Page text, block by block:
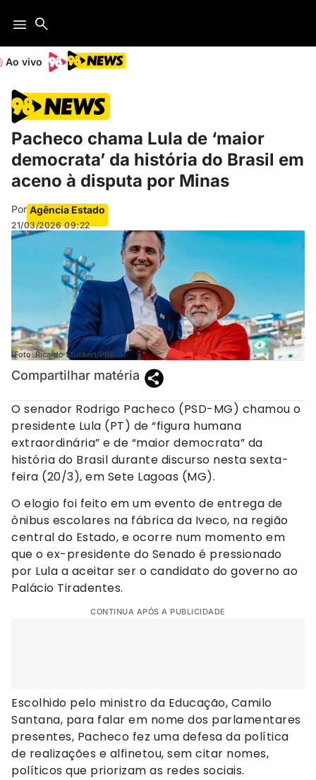
Ao vivo
Pacheco chama Lula de ‘maior
democrata’ da história do Brasil em
aceno à disputa por Minas
Por Agência Estado
21/03/2026 09:22
(Foto: Ricardo Stuckert/PR).
Compartilhar matéria
O senador Rodrigo Pacheco (PSD-MG) chamou o
presidente Lula (PT) de “figura humana
extraordinária” e de “maior democrata” da
história do Brasil durante discurso nesta sexta-
feira (20/3), em Sete Lagoas (MG).
O elogio foi feito em um evento de entrega de
ônibus escolares na fábrica da Iveco, na região
central do Estado, e ocorre num momento em
que o ex-presidente do Senado é pressionado
por Lula a aceitar ser o candidato do governo ao
Palácio Tiradentes.
CONTINUA APÓS A PUBLICIDADE
Escolhido pelo ministro da Educação, Camilo
Santana, para falar em nome dos parlamentares
presentes, Pacheco fez uma defesa da política
de realizações e alfinetou, sem citar nomes,
políticos que priorizam as redes sociais.